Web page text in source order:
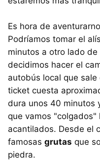
Es hora de
Podríamos tomar el
minutos a otro lado de
decidimos hacer el
autobús local que sale
ticket cuesta
dura unos 40 minutos
que vamos "colgados"
acantilados. Desde el
famosas grutas que
piedra.